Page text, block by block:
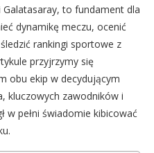
to fundament dla
dynamikę meczu, ocenić
rankingi sportowe z
przyjrzymy się
obu ekip w decydującym
kluczowych zawodników i
w pełni świadomie kibicować